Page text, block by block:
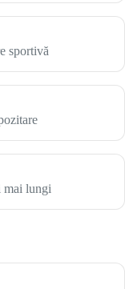
sportivă
mai lungi